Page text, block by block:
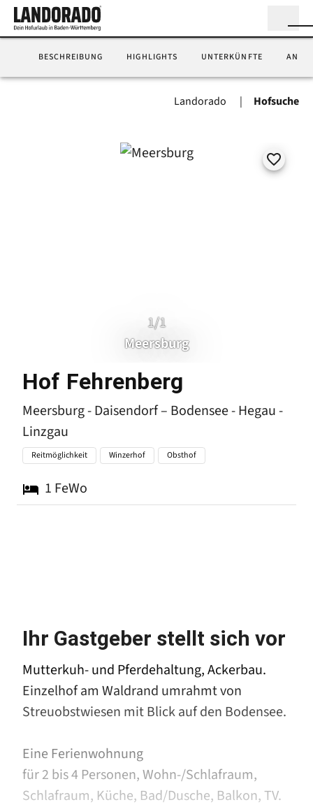
Hofsuche
BESCHREIBUNG HIGHLIGHTS UNTERKÜNFTE
1/1
Meersburg
Hof Fehrenberg
Meersburg - Daisendorf – Bodensee - Hegau -
Linzgau
Reitmöglichkeit Winzerhof Obsthof
1 FeWo
Ihr Gastgeber stellt sich vor
Mutterkuh- und Pferdehaltung, Ackerbau.
Einzelhof am Waldrand umrahmt von
Streuobstwiesen mit Blick auf den Bodensee.
Eine Ferienwohnung
für 2 bis 4 Personen, Wohn-/Schlafraum,
Schlafraum, Küche, Bad/Dusche, Balkon, TV.